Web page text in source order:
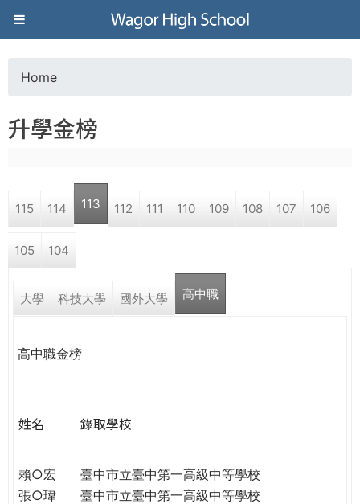
Jump to navigation
葳
格
高
學
格。
o
a
r
e
r
Home
升學金榜
115 114 113 112 111 110 109 108 107 106
105 104
大學 科技大學 國外大學 高中職
高中職金榜
姓名 錄取學校
賴○宏
臺中市立臺中第一高級中等學校
張○瑋
臺中市立臺中第一高級中等學校